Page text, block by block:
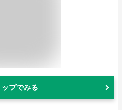
ップでみる